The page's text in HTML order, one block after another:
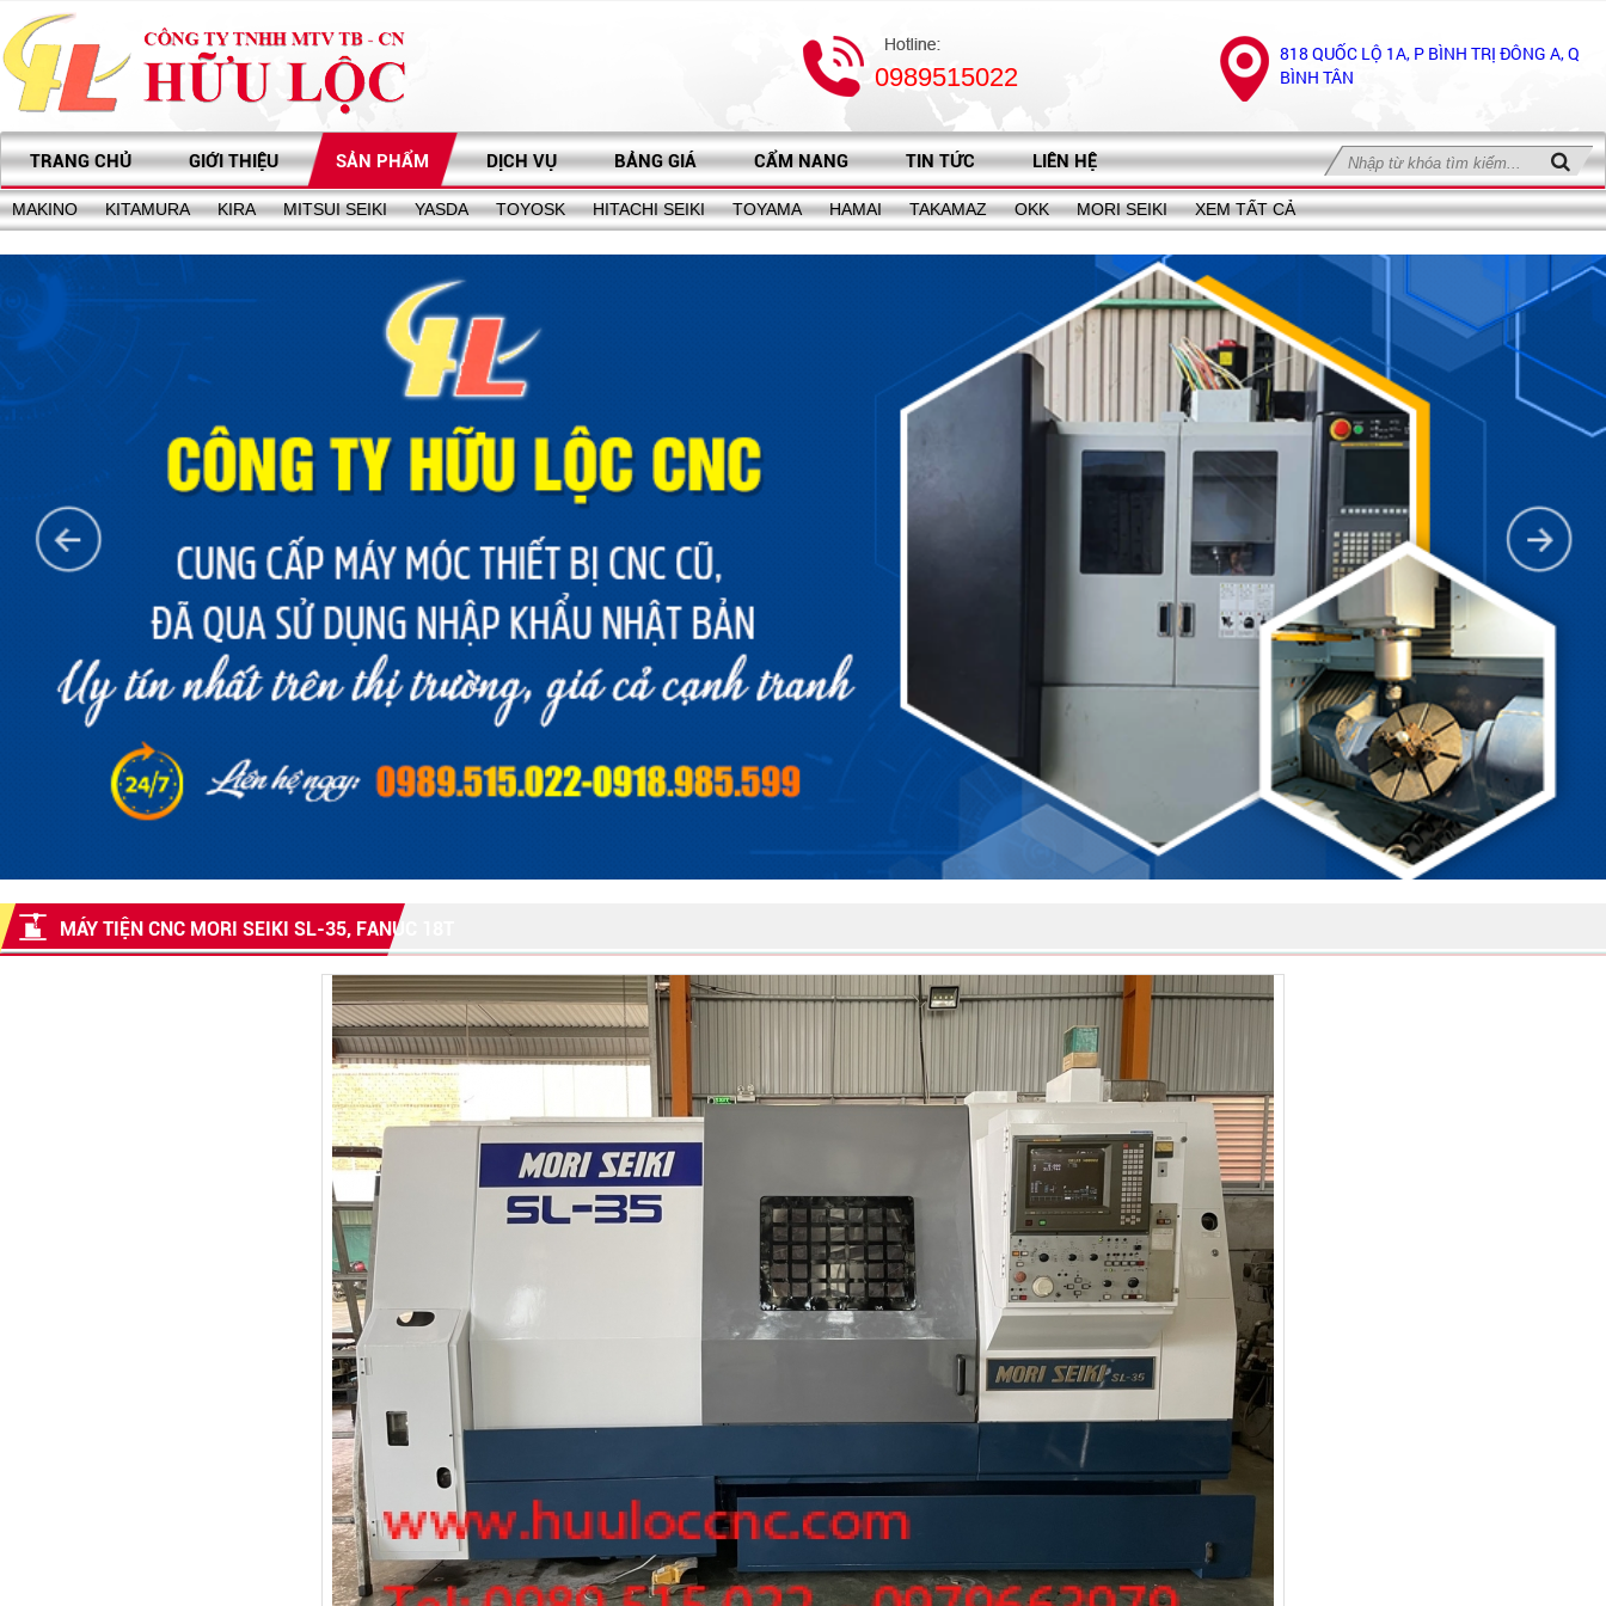
0989515022
818 QUỐC LỘ 1A, P BÌNH TRỊ ĐÔNG A, Q
BÌNH TÂN
TRANG CHỦ GIỚI THIỆU SẢN PHẨM DỊCH VỤ BẢNG GIÁ CẨM NANG TIN TỨC LIÊN HỆ
MAKINO KITAMURA KIRA MITSUI SEIKI YASDA TOYOSK HITACHI SEIKI TOYAMA HAMAI TAKAMAZ OKK MORI SEIKI XEM TẤT CẢ
MÁY TIỆN CNC MORI SEIKI SL-35, FANUC 18T